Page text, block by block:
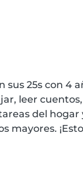
sus 25s con 4
leer
del hogar
mayores.